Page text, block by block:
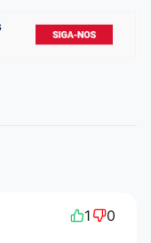
1 0